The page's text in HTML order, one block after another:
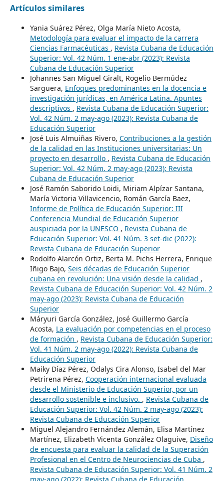
Artículos similares
Yania Suárez Pérez, Olga María Nieto Acosta,
Metodología para evaluar el impacto de la carrera
Ciencias Farmacéuticas , Revista Cubana de Educación
Superior: Vol. 42 Núm. 1 ene-abr (2023): Revista
Cubana de Educación Superior
Johannes San Miguel Giralt, Rogelio Bermúdez
Sarguera, Enfoques predominantes en la docencia e
investigación jurídicas, en América Latina. Apuntes
descriptivos , Revista Cubana de Educación Superior:
Vol. 42 Núm. 2 may-ago (2023): Revista Cubana de
Educación Superior
José Luis Almuiñas Rivero, Contribuciones a la gestión
de la calidad en las Instituciones universitarias: Un
proyecto en desarrollo , Revista Cubana de Educación
Superior: Vol. 42 Núm. 2 may-ago (2023): Revista
Cubana de Educación Superior
José Ramón Saborido Loidi, Miriam Alpízar Santana,
María Victoria Villavicencio, Román García Baez,
Informe de Política de Educación Superior: III
Conferencia Mundial de Educación Superior
auspiciada por la UNESCO , Revista Cubana de
Educación Superior: Vol. 41 Núm. 3 set-dic (2022):
Revista Cubana de Educación Superior
Rodolfo Alarcón Ortiz, Berta M. Pichs Herrera, Enrique
Iñigo Bajo, Seis décadas de Educación Superior
cubana en revolución: Una visión desde la calidad ,
Revista Cubana de Educación Superior: Vol. 42 Núm. 2
may-ago (2023): Revista Cubana de Educación
Superior
Máryuri García González, José Guillermo García
Acosta, La evaluación por competencias en el proceso
de formación , Revista Cubana de Educación Superior:
Vol. 41 Núm. 2 may-ago (2022): Revista Cubana de
Educación Superior
Maiky Díaz Pérez, Odalys Cira Alonso, Isabel del Mar
Petrirena Pérez, Cooperación internacional evaluada
desde el Ministerio de Educación Superior, por un
desarrollo sostenible e inclusivo. , Revista Cubana de
Educación Superior: Vol. 42 Núm. 2 may-ago (2023):
Revista Cubana de Educación Superior
Miguel Alejandro Fernández Alemán, Elisa Martínez
Martínez, Elizabeth Vicenta González Olaguive, Diseño
de encuesta para evaluar la calidad de la Superación
Profesional en el Centro de Neurociencias de Cuba ,
Revista Cubana de Educación Superior: Vol. 41 Núm. 2
may-ago (2022): Revista Cubana de Educación